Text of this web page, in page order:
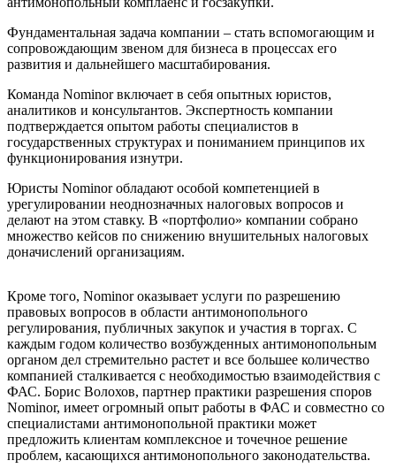
Фундаментальная задача компании – стать вспомогающим и
сопровождающим звеном для бизнеса в процессах его
развития и дальнейшего масштабирования.
Команда Nominor включает в себя опытных юристов,
аналитиков и консультантов. Экспертность компании
подтверждается опытом работы специалистов в
государственных структурах и пониманием принципов их
функционирования изнутри.
Юристы Nominor обладают особой компетенцией в
урегулировании неоднозначных налоговых вопросов и
делают на этом ставку. В «портфолио» компании собрано
множество кейсов по снижению внушительных налоговых
доначислений организациям.
Кроме того, Nominor оказывает услуги по разрешению
правовых вопросов в области антимонопольного
регулирования, публичных закупок и участия в торгах. С
каждым годом количество возбужденных антимонопольным
органом дел стремительно растет и все большее количество
компанией сталкивается с необходимостью взаимодействия с
ФАС. Борис Волохов, партнер практики разрешения споров
Nominor, имеет огромный опыт работы в ФАС и совместно со
специалистами антимонопольной практики может
предложить клиентам комплексное и точечное решение
проблем, касающихся антимонопольного законодательства.